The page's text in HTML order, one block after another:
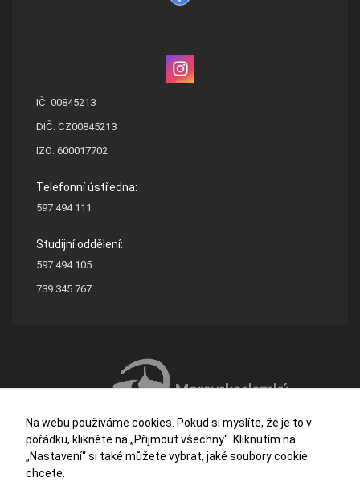
IČ: 00845213
DIČ: CZ00845213
IZO: 600017702
Telefonní ústředna:
597 494 111
Studijní oddělení:
597 494 105
739 345 767
Na webu používáme cookies. Pokud si myslíte, že je to v
pořádku, klikněte na „Přijmout všechny“. Kliknutím na
„Nastavení“ si také můžete vybrat, jaké soubory cookie
chcete.